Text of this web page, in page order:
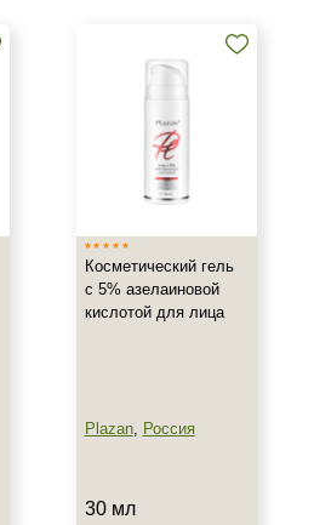
Косметический гель
с 5% азелаиновой
кислотой для лица
Plazan, Россия
30 мл